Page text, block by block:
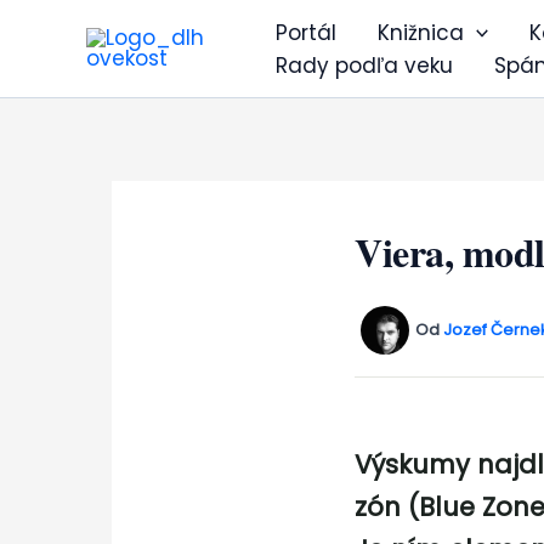
Portál Knižnica
Rady podľa veku
Viera,
OdJozef
Výskumy
zón (Blue